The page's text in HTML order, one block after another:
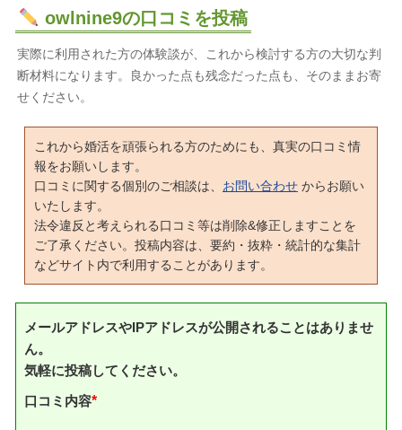
owlnine9の口コミを投稿
実際に利用された方の体験談が、これから検討する方の大切な判
断材料になります。良かった点も残念だった点も、そのままお寄
せください。
これから婚活を頑張られる方のためにも、真実の口コミ情
報をお願いします。
口コミに関する個別のご相談は、 お問い合わせ からお願い
いたします。
法令違反と考えられる口コミ等は削除&修正しますことを
ご了承ください。投稿内容は、要約・抜粋・統計的な集計
などサイト内で利用することがあります。
メールアドレスやIPアドレスが公開されることはありませ
ん。
気軽に投稿してください。
口コミ内容*